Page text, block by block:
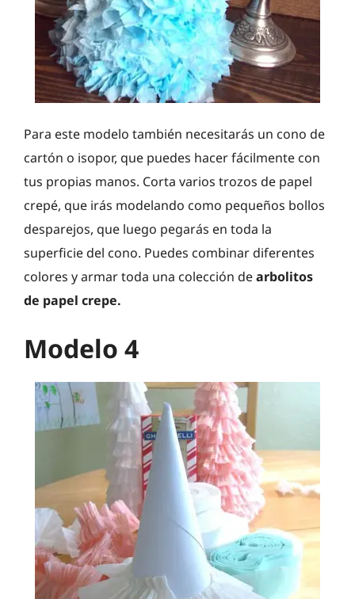
Para este modelo también necesitarás un cono de
cartón o isopor, que puedes hacer fácilmente con
tus propias manos. Corta varios trozos de papel
crepé, que irás modelando como pequeños bollos
desparejos, que luego pegarás en toda la
superficie del cono. Puedes combinar diferentes
colores y armar toda una colección dearbolitos
de papel crepe.
Modelo 4